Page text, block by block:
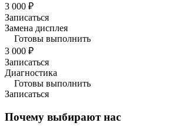
3 000 ₽
Записаться
Замена дисплея
Готовы выполнить
3 000 ₽
Записаться
Диагностика
Готовы выполнить
Записаться
Почему выбирают нас